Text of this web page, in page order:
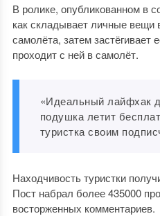
В ролике, опубликованном в
как складывает личные вещи
самолёта, затем застёгивает
проходит с ней в самолёт.
«Идеальный лайфхак
подушка летит
туристка своим
Находчивость туристки
Пост набрал более 435000
восторженных комментариев.